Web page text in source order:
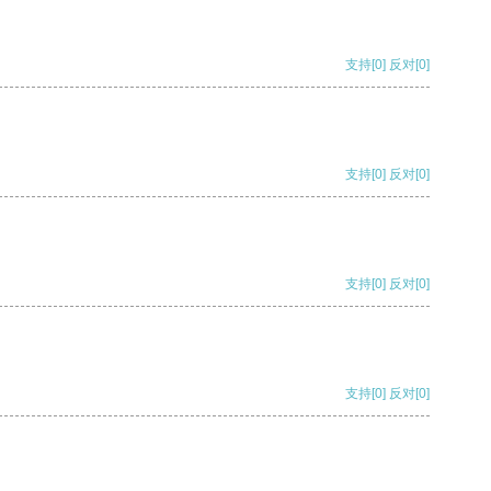
支持[0] 反对[0]
支持[0] 反对[0]
支持[0] 反对[0]
支持[0] 反对[0]